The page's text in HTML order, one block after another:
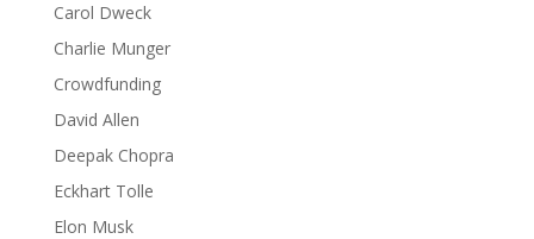
Carol Dweck
Charlie Munger
Crowdfunding
David Allen
Deepak Chopra
Eckhart Tolle
Elon Musk